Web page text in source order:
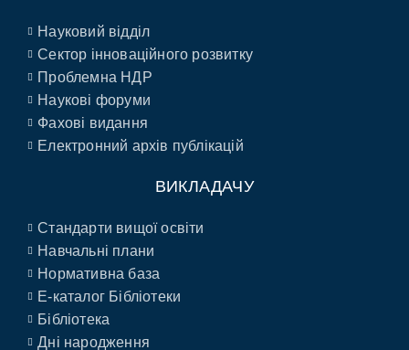
Науковий відділ
Сектор інноваційного розвитку
Проблемна НДР
Наукові форуми
Фахові видання
Електронний архів публікацій
ВИКЛАДАЧУ
Стандарти вищої освіти
Навчальні плани
Нормативна база
E-каталог Бібліотеки
Бібліотека
Дні народження